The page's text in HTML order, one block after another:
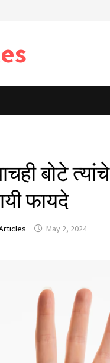
बोटे त्यांचे
फायदे
May 2, 2024